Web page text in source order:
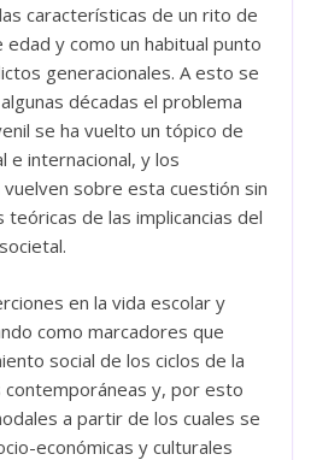
características de un rito de
y como un habitual punto
generacionales. A esto se
décadas el problema
se ha vuelto un tópico de
e internacional, y los
sobre esta cuestión sin
de las implicancias del
en la vida escolar y
como marcadores que
social de los ciclos de la
contemporáneas y, por esto
a partir de los cuales se
económicas y culturales